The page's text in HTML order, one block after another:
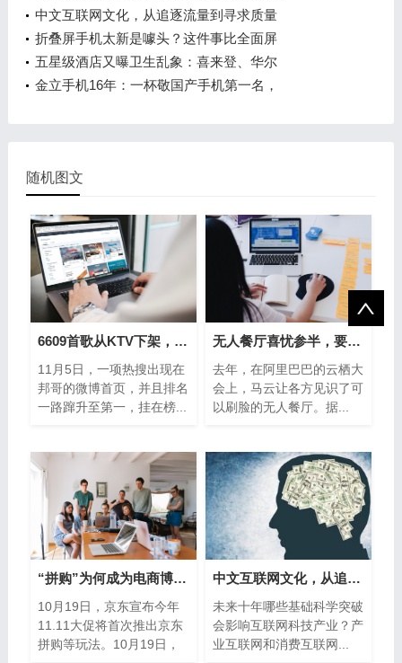
中文互联网文化，从追逐流量到寻求质量
折叠屏手机太新是噱头？这件事比全面屏
五星级酒店又曝卫生乱象：喜来登、华尔
金立手机16年：一杯敬国产手机第一名，
随机图文
6609首歌从KTV下架，《十年》《泡沫》均中
11月5日，一项热搜出现在
邦哥的微博首页，并且排名
一路蹿升至第一，挂在榜...
无人餐厅喜忧参半，要成还得看“暖科技
去年，在阿里巴巴的云栖大
会上，马云让各方见识了可
以刷脸的无人餐厅。据...
“拼购”为何成为电商博弈的又一杀手锏
10月19日，京东宣布今年
11.11大促将首次推出京东
拼购等玩法。10月19日，
中文互联网文化，从追逐流量到寻求质量
未来十年哪些基础科学突破
会影响互联网科技产业？产
业互联网和消费互联网...